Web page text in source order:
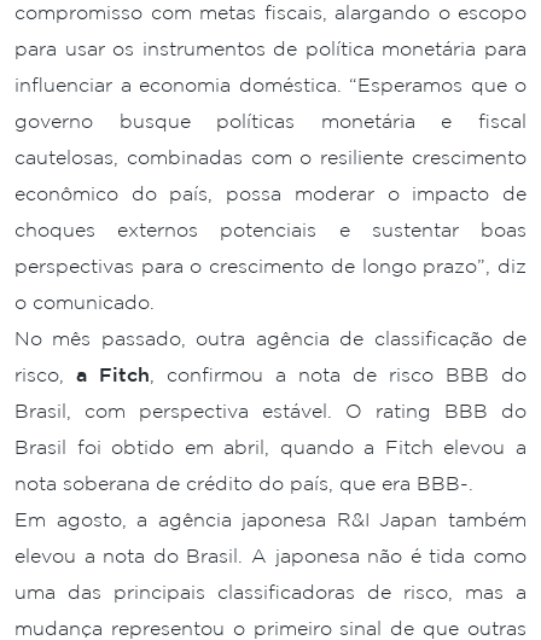
compromisso com metas fiscais, alargando o escopo
para usar os instrumentos de política monetária para
influenciar a economia doméstica. “Esperamos que o
governo busque políticas monetária e fiscal
cautelosas, combinadas com o resiliente crescimento
econômico do país, possa moderar o impacto de
choques externos potenciais e sustentar boas
perspectivas para o crescimento de longo prazo”, diz
o comunicado.
No mês passado, outra agência de classificação de
risco, a Fitch , confirmou a nota de risco BBB do
Brasil, com perspectiva estável. O rating BBB do
Brasil foi obtido em abril, quando a Fitch elevou a
nota soberana de crédito do país, que era BBB-.
Em agosto, a agência japonesa R&I Japan também
elevou a nota do Brasil. A japonesa não é tida como
uma das principais classificadoras de risco, mas a
mudança representou o primeiro sinal de que outras